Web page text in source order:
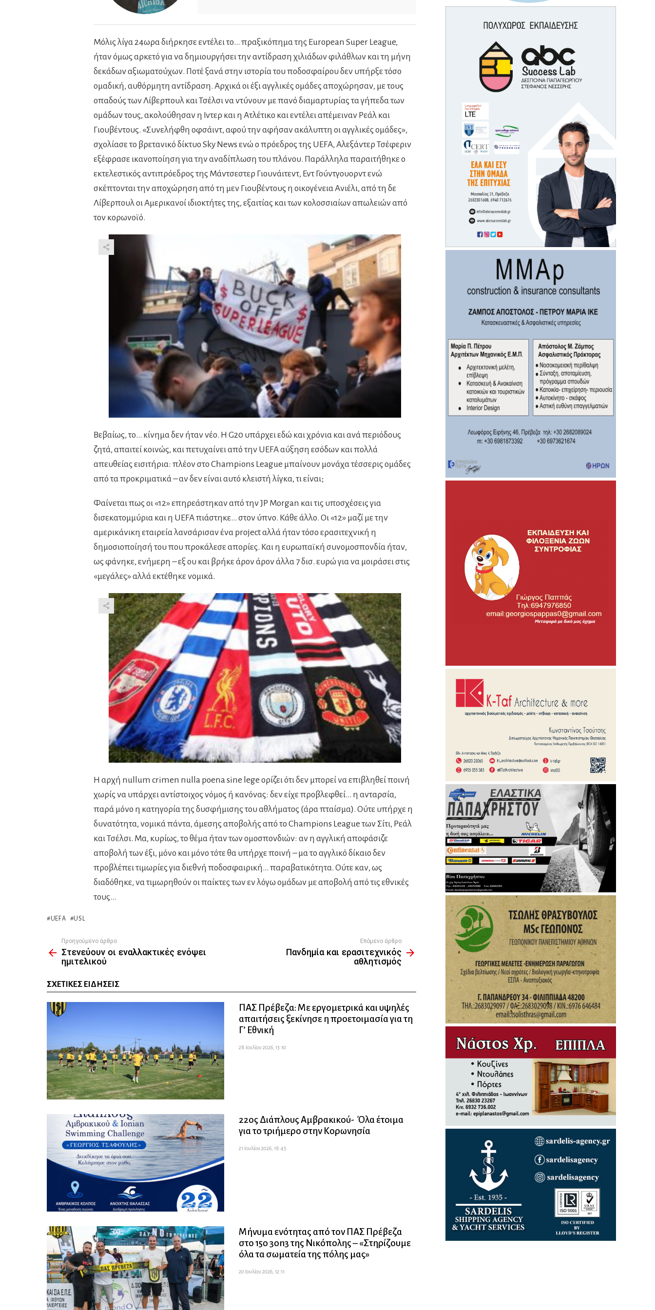
Μόλις λίγα 24ωρα διήρκησε εντέλει το… πραξικόπημα της European Super League,
ήταν όμως αρκετό για να δημιουργήσει την αντίδραση χιλιάδων φιλάθλων και τη μήνη
δεκάδων αξιωματούχων. Ποτέ ξανά στην ιστορία του ποδοσφαίρου δεν υπήρξε τόσο
ομαδική, αυθόρμητη αντίδραση. Αρχικά οι έξι αγγλικές ομάδες αποχώρησαν, με τους
οπαδούς των Λίβερπουλ και Τσέλσι να ντύνουν με πανό διαμαρτυρίας τα γήπεδα των
ομάδων τους, ακολούθησαν η Ιντερ και η Ατλέτικο και εντέλει απέμειναν Ρεάλ και
Γιουβέντους. «Συνελήφθη οφσάιντ, αφού την αφήσαν ακάλυπτη οι αγγλικές ομάδες»,
σχολίασε το βρετανικό δίκτυο Sky News ενώ ο πρόεδρος της UEFA, Αλεξάντερ Τσέφεριν
εξέφρασε ικανοποίηση για την αναδίπλωση του πλάνου. Παράλληλα παραιτήθηκε ο
εκτελεστικός αντιπρόεδρος της Μάντσεστερ Γιουνάιτεντ, Εντ Γούντγουορντ ενώ
σκέπτονται την αποχώρηση από τη μεν Γιουβέντους η οικογένεια Ανιέλι, από τη δε
Λίβερπουλ οι Αμερικανοί ιδιοκτήτες της, εξαιτίας και των κολοσσιαίων απωλειών από
τον κορωνοϊό.
Βεβαίως, το… κίνημα δεν ήταν νέο. Η G20 υπάρχει εδώ και χρόνια και ανά περιόδους
ζητά, απαιτεί κοινώς, και πετυχαίνει από την UEFA αύξηση εσόδων και πολλά
απευθείας εισιτήρια: πλέον στο Champions League μπαίνουν μονάχα τέσσερις ομάδες
από τα προκριματικά – αν δεν είναι αυτό κλειστή λίγκα, τι είναι;
Φαίνεται πως οι «12» επηρεάστηκαν από την JP Morgan και τις υποσχέσεις για
δισεκατομμύρια και η UEFA πιάστηκε… στον ύπνο. Κάθε άλλο. Οι «12» μαζί με την
αμερικάνικη εταιρεία λανσάρισαν ένα project αλλά ήταν τόσο ερασιτεχνική η
δημοσιοποίησή του που προκάλεσε απορίες. Και η ευρωπαϊκή συνομοσπονδία ήταν,
ως φάνηκε, ενήμερη – εξ ου και βρήκε άρον άρον άλλα 7 δισ. ευρώ για να μοιράσει στις
«μεγάλες» αλλά εκτέθηκε νομικά.
Η αρχή nullum crimen nulla poena sine lege ορίζει ότι δεν μπορεί να επιβληθεί ποινή
χωρίς να υπάρχει αντίστοιχος νόμος ή κανόνας: δεν είχε προβλεφθεί… η ανταρσία,
παρά μόνο η κατηγορία της δυσφήμισης του αθλήματος (άρα πταίσμα). Ούτε υπήρχε η
δυνατότητα, νομικά πάντα, άμεσης αποβολής από το Champions League των Σίτι, Ρεάλ
και Τσέλσι. Μα, κυρίως, το θέμα ήταν των ομοσπονδιών: αν η αγγλική αποφάσιζε
αποβολή των έξι, μόνο και μόνο τότε θα υπήρχε ποινή – μα το αγγλικό δίκαιο δεν
προβλέπει τιμωρίες για διεθνή ποδοσφαιρική… παραβατικότητα. Ούτε καν, ως
διαδόθηκε, να τιμωρηθούν οι παίκτες των εν λόγω ομάδων με αποβολή από τις εθνικές
τους…
UEFA USL
more
Προηγούμενο άρθρο
Στενεύουν οι εναλλακτικές ενόψει
ημιτελικού
Επόμενο άρθρο
Πανδημία και ερασιτεχνικός
αθλητισμός
ΣΧΕΤΙΚΈΣ ΕΙΔΉΣΕΙΣ
ΠΑΣ Πρέβεζα: Με εργομετρικά και υψηλές
απαιτήσεις ξεκίνησε η προετοιμασία για τη
Γ’ Εθνική
28 Ιουλίου 2026, 13:10
22ος Διάπλους Αμβρακικού- Όλα έτοιμα
για το τριήμερο στην Κορωνησία
21 Ιουλίου 2026, 18:45
Μήνυμα ενότητας από τον ΠΑΣ Πρέβεζα
στο 15ο 3on3 της Νικόπολης – «Στηρίζουμε
όλα τα σωματεία της πόλης μας»
20 Ιουλίου 2026, 12:11